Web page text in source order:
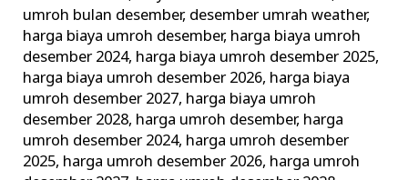
umroh bulan desember, desember umrah weather,
harga biaya umroh desember, harga biaya umroh
desember 2024, harga biaya umroh desember 2025,
harga biaya umroh desember 2026, harga biaya
umroh desember 2027, harga biaya umroh
desember 2028, harga umroh desember, harga
umroh desember 2024, harga umroh desember
2025, harga umroh desember 2026, harga umroh